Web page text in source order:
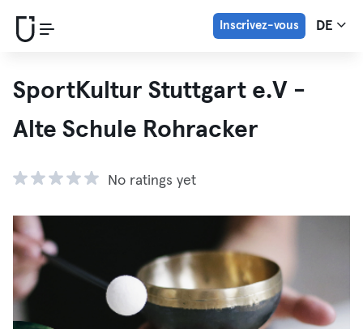
Inscrivez-vous DE
SportKultur Stuttgart e.V -
Alte Schule Rohracker
No ratings yet